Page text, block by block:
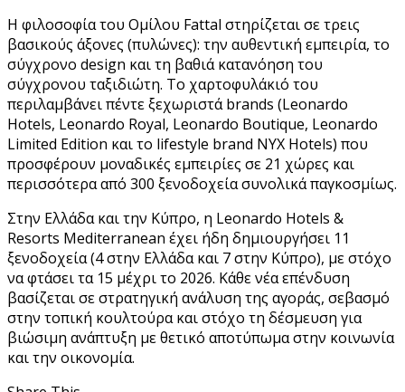
Η φιλοσοφία του Ομίλου Fattal στηρίζεται σε τρεις
βασικούς άξονες (πυλώνες): την αυθεντική εμπειρία, το
σύγχρονο design και τη βαθιά κατανόηση του
σύγχρονου ταξιδιώτη. Το χαρτοφυλάκιό του
περιλαμβάνει πέντε ξεχωριστά brands (Leonardo
Hotels, Leonardo Royal, Leonardo Boutique, Leonardo
Limited Edition και το lifestyle brand NYX Hotels) που
προσφέρουν μοναδικές εμπειρίες σε 21 χώρες και
περισσότερα από 300 ξενοδοχεία συνολικά παγκοσμίως.
Στην Ελλάδα και την Κύπρο, η Leonardo Hotels &
Resorts Mediterranean έχει ήδη δημιουργήσει 11
ξενοδοχεία (4 στην Ελλάδα και 7 στην Κύπρο), με στόχο
να φτάσει τα 15 μέχρι το 2026. Κάθε νέα επένδυση
βασίζεται σε στρατηγική ανάλυση της αγοράς, σεβασμό
στην τοπική κουλτούρα και στόχο τη δέσμευση για
βιώσιμη ανάπτυξη με θετικό αποτύπωμα στην κοινωνία
και την οικονομία.